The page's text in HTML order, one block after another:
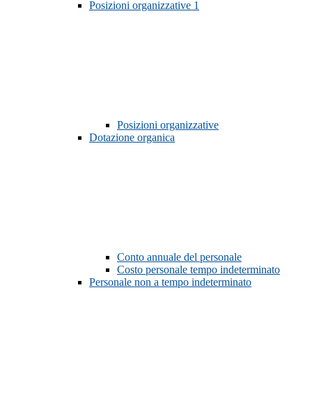
Posizioni organizzative 1
Posizioni organizzative
Dotazione organica
Conto annuale del personale
Costo personale tempo indeterminato
Personale non a tempo indeterminato